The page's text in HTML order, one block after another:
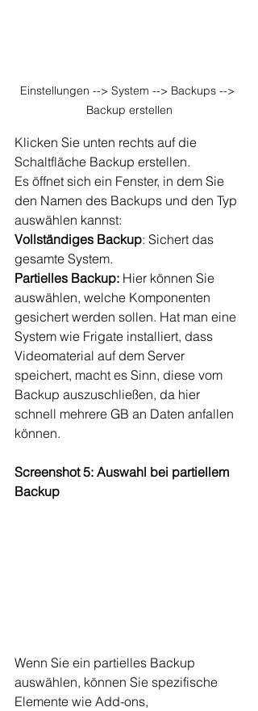
Einstellungen --> System --> Backups -->
Backup erstellen
Klicken Sie unten rechts auf die
Schaltfläche Backup erstellen.
Es öffnet sich ein Fenster, in dem Sie
den Namen des Backups und den Typ
auswählen kannst:
Vollständiges Backup: Sichert das
gesamte System.
Partielles Backup: Hier können Sie
auswählen, welche Komponenten
gesichert werden sollen. Hat man eine
System wie Frigate installiert, dass
Videomaterial auf dem Server
speichert, macht es Sinn, diese vom
Backup auszuschließen, da hier
schnell mehrere GB an Daten anfallen
können.
Screenshot 5: Auswahl bei partiellem
Backup
Wenn Sie ein partielles Backup
auswählen, können Sie spezifische
Elemente wie Add-ons,